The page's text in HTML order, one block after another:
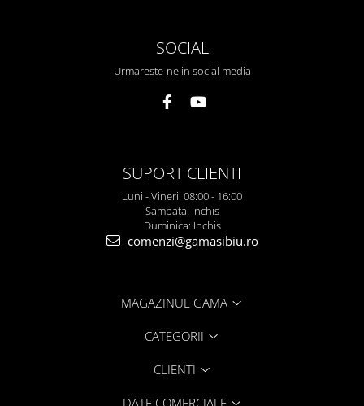
SOCIAL
Urmareste-ne in social media
SUPORT CLIENTI
Luni - Vineri: 08:00 - 16:00
Sambata: Inchis
Duminica: Inchis
comenzi@gamasibiu.ro
MAGAZINUL GAMA
CATEGORII
CLIENTI